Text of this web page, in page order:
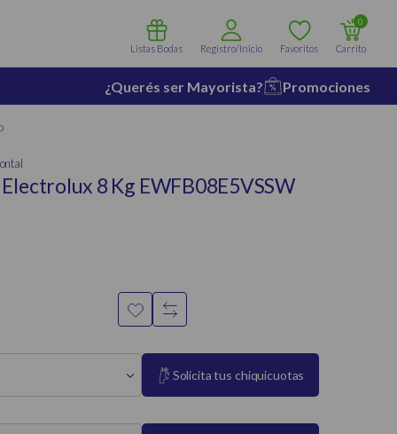
Listas Bodas Registro/Inicio Favoritos Carrito
0
¿Querés ser Mayorista? Promociones
8 Kg EWFB08E5VSSW
Solicita tus chiquicuotas